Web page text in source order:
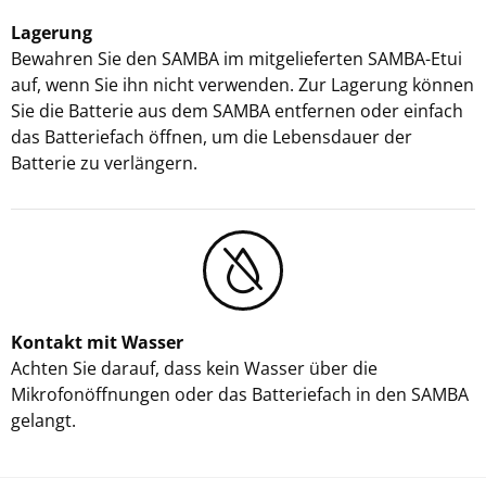
Lagerung
Bewahren Sie den SAMBA im mitgelieferten SAMBA-Etui
auf, wenn Sie ihn nicht verwenden. Zur Lagerung können
Sie die Batterie aus dem SAMBA entfernen oder einfach
das Batteriefach öffnen, um die Lebensdauer der
Batterie zu verlängern.
Kontakt mit Wasser
Achten Sie darauf, dass kein Wasser über die
Mikrofonöffnungen oder das Batteriefach in den SAMBA
gelangt.